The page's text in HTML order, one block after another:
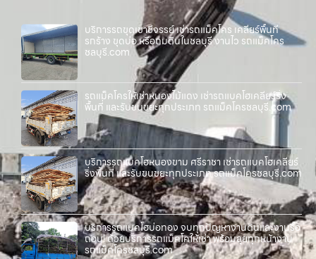
บริการรถขุดเขาชีจรรย์ เช่ารถแม็คโคร เคลียร์พื้นที่
รกร้าง ขุดบ่อ หรือถมดินในชลบุรี งานไว รถแม็คโคร
ชลบุรี.com
รถแม็คโครให้เช่าหนองไม้แดง เช่ารถแบคโฮเคลียร์ริ่ง
พื้นที่ และรับขนขยะทุกประเภท รถแม็คโครชลบุรี.com
บริการรถแบคโฮหนองขาม ศรีราชา เช่ารถแบคโฮเคลียร์
ริ่งพื้นที่ และรับขนขยะทุกประเภท รถแม็คโครชลบุรี.com
บริการรถแบคโฮบ่อทอง จบทุกปัญหางานดินและงานรื้อ
ถอน! ด้วยบริการรถแม็คโคให้เช่า พร้อมลุยทุกหน้างาน
รถแม็คโครชลบุรี.com